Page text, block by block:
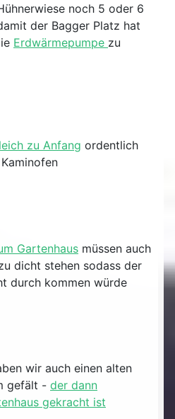
noch 5 oder 6
der Bagger Platz hat
Erdwärmepumpe zu
zu Anfang ordentlich
Gartenhaus müssen auch
dicht stehen sodass der
durch kommen würde
wir auch einen alten
gefält - der dann
gekracht ist